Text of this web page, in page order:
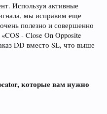
Используя активные
мы исправим еще
полезно и совершенно
- Close On Opposite
DD вместо SL, что выше
которые вам нужно